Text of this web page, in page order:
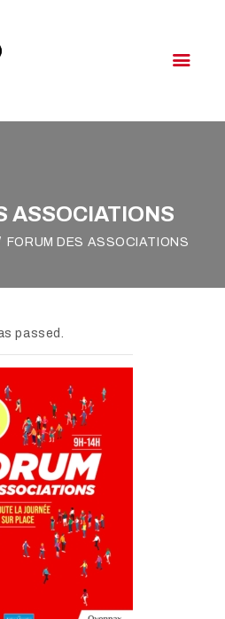
ASSOCIATIONS
FORUM DES ASSOCIATIONS
OYONNAX
passed.